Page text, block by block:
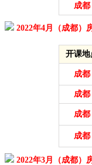
成都
2022年4月（成都）
开课地
成都
成都
成都
成都
2022年3月（成都）